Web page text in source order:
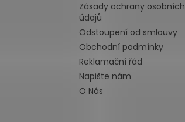
Zásady ochrany osobních
údajů
Odstoupení od smlouvy
Obchodní podmínky
Reklamační řád
Napište nám
O Nás